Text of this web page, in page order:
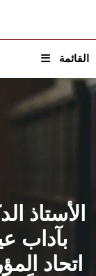
القائمة
الأستاذ
بآداب